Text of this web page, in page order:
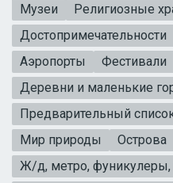
Музеи
Религиозные
Достопримечательности
Аэропорты
Фестивали
Деревни и маленькие
Предварительный
Мир природы
Острова
Ж/д, метро, фуникулеры,